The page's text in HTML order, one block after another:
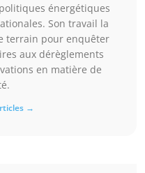
énergétiques
Son travail la
terrain pour enquêter
aux dérèglements
en matière de
→